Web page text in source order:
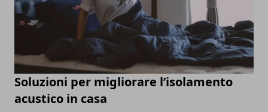
Soluzioni per migliorare l’isolamento
acustico in casa